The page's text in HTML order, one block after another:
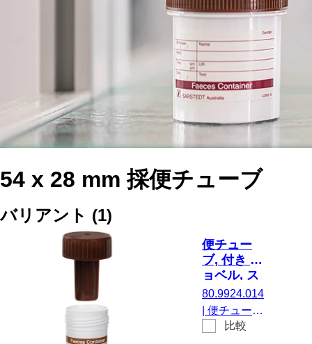
54 x 28 mm 採便チューブ
バリアント (1)
便チュー
ブ, 付き シ
ョベル, ス
クリュー
キャップ,
(LxØ)：
54 x 28
80.9924.014
便チュー
ブ, 付き シ
比較